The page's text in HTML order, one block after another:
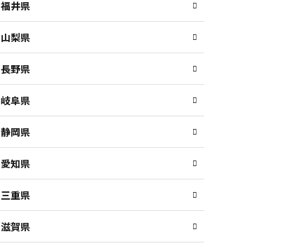
福井県
山梨県
長野県
岐阜県
静岡県
愛知県
三重県
滋賀県